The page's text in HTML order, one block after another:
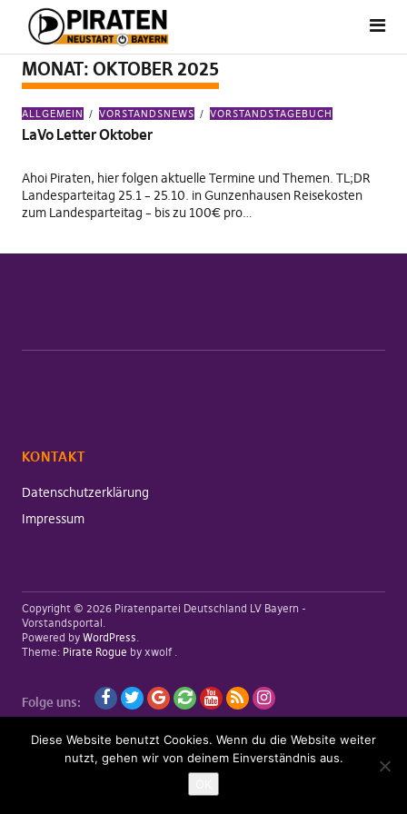
MONAT: OKTOBER 2025
ALLGEMEIN VORSTANDSNEWS VORSTANDSTAGEBUCH
LaVo Letter Oktober
Ahoi Piraten, hier folgen aktuelle Termine und Themen. TL;DR
Landesparteitag 25.1 – 25.10. in Gunzenhausen Reisekosten
zum Landesparteitag – bis zu 100€ pro…
KONTAKT
Datenschutzerklärung
Impressum
Copyright © 2026 Piratenpartei Deutschland LV Bayern -
Vorstandsportal
Powered by WordPress
Theme: Pirate Rogue by xwolf
Folge uns:
Facebook
TwitterGoogle+
FlattrYoutube
RSSInstagramm
Diese Website benutzt Cookies. Wenn du die Website weiter
nutzt, gehen wir von deinem Einverständnis aus.